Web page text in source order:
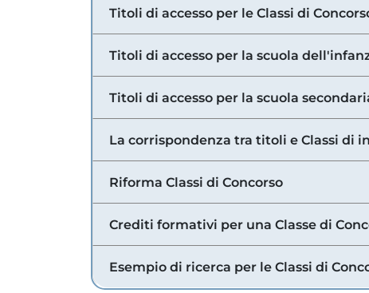
Titoli di accesso per le Classi di
Titoli di accesso per la scuola
Titoli di accesso per la scuola
La corrispondenza tra titoli e Classi di
Riforma Classi di Concorso
Crediti formativi per una Classe di
Esempio di ricerca per le Classi di